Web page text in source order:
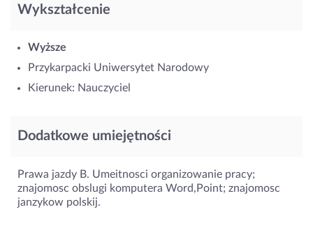
Wykształcenie
Wyższe
Przykarpacki Uniwersytet Narodowy
Kierunek: Nauczyciel
Dodatkowe umiejętności
Prawa jazdy B. Umeitnosci organizowanie pracy;
znajomosc obslugi komputera Word,Point; znajomosc
janzykow polskij.